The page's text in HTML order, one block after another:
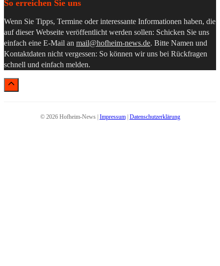
So erreichen Sie uns
Wenn Sie Tipps, Termine oder interessante Informationen haben, die
auf dieser Webseite veröffentlicht werden sollen: Schicken Sie uns
einfach eine E-Mail an mail@hofheim-news.de. Bitte Namen und
Kontaktdaten nicht vergessen: So können wir uns bei Rückfragen
schnell und einfach melden.
© 2026 Hofheim-News | Impressum| Datenschutzerklärung